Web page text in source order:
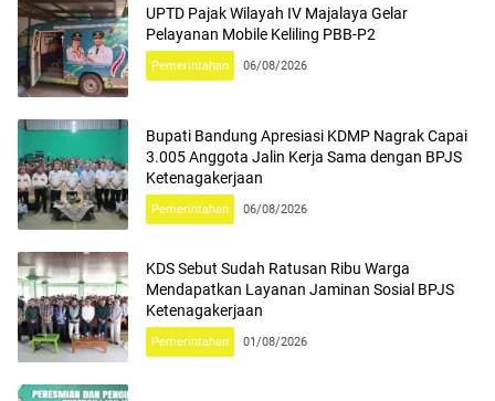
UPTD Pajak Wilayah IV Majalaya Gelar
Pelayanan Mobile Keliling PBB-P2
Pemerintahan 06/08/2026
Bupati Bandung Apresiasi KDMP Nagrak Capai
3.005 Anggota Jalin Kerja Sama dengan BPJS
Ketenagakerjaan
Pemerintahan 06/08/2026
KDS Sebut Sudah Ratusan Ribu Warga
Mendapatkan Layanan Jaminan Sosial BPJS
Ketenagakerjaan
Pemerintahan 01/08/2026